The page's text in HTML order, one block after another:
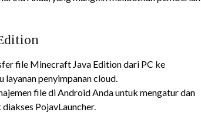
file Minecraft Java Edition dari PC ke
penyimpanan cloud.
file di Android Anda untuk mengatur dan
PojavLauncher.